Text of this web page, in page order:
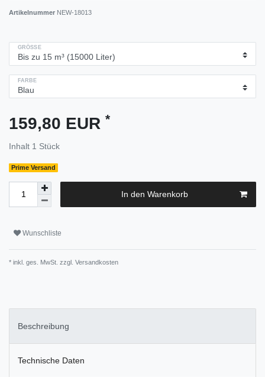
Artikelnummer NEW-18013
GRÖSSE
FARBE
159,80 EUR *
Inhalt 1 Stück
Prime Versand
In den Warenkorb
Wunschliste
* inkl. ges. MwSt. zzgl. Versandkosten
Beschreibung
Technische Daten